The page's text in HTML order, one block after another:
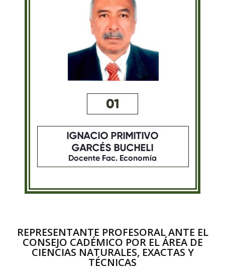
REPRESENTANTE PROFESORAL ANTE EL
CONSEJO CADÉMICO POR EL ÁREA DE
CIENCIAS NATURALES, EXACTAS Y
TÉCNICAS